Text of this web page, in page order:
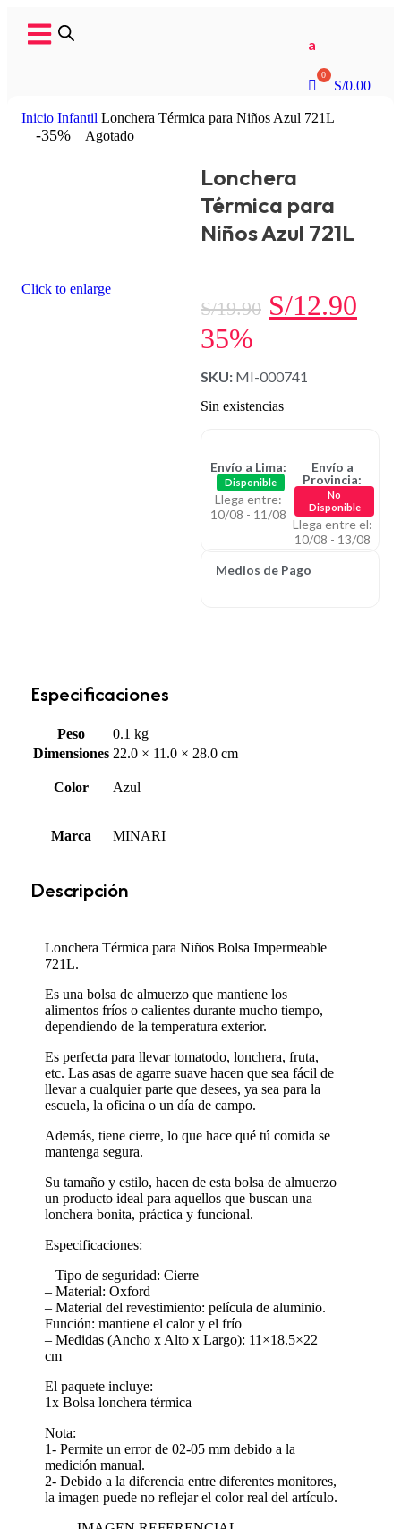
a
S/0.00
Inicio Infantil Lonchera Térmica para Niños Azul 721L
-35% Agotado
Click to enlarge
Lonchera
Térmica para
Niños Azul 721L
S/19.90 S/12.90
35%
SKU: MI-000741
Sin existencias
Envío a Lima:
Disponible
Llega entre:
10/08 - 11/08
Envío a
Provincia:
No
Disponible
Llega entre el:
10/08 - 13/08
Medios de Pago
Especificaciones
Peso
0.1 kg
Dimensiones 22.0 × 11.0 × 28.0 cm
Color Azul
Marca MINARI
Descripción
Lonchera Térmica para Niños Bolsa Impermeable
721L.
Es una bolsa de almuerzo que mantiene los
alimentos fríos o calientes durante mucho tiempo,
dependiendo de la temperatura exterior.
Es perfecta para llevar tomatodo, lonchera, fruta,
etc. Las asas de agarre suave hacen que sea fácil de
llevar a cualquier parte que desees, ya sea para la
escuela, la oficina o un día de campo.
Además, tiene cierre, lo que hace qué tú comida se
mantenga segura.
Su tamaño y estilo, hacen de esta bolsa de almuerzo
un producto ideal para aquellos que buscan una
lonchera bonita, práctica y funcional.
Especificaciones:
– Tipo de seguridad: Cierre
– Material: Oxford
– Material del revestimiento: película de aluminio.
Función: mantiene el calor y el frío
– Medidas (Ancho x Alto x Largo): 11×18.5×22
cm
El paquete incluye:
1x Bolsa lonchera térmica
Nota:
1- Permite un error de 02-05 mm debido a la
medición manual.
2- Debido a la diferencia entre diferentes monitores,
la imagen puede no reflejar el color real del artículo.